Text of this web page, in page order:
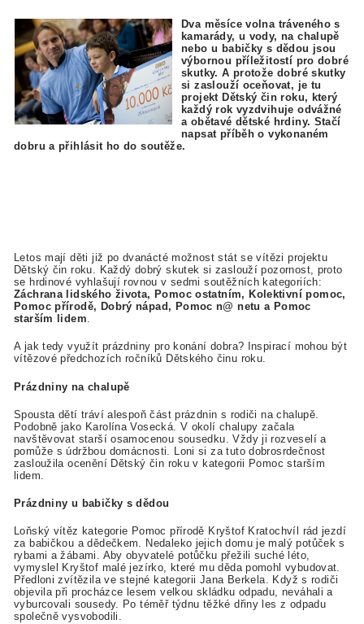
Dva měsíce volna tráveného s
kamarády, u vody, na chalupě
nebo u babičky s dědou jsou
výbornou příležitostí pro dobré
skutky. A protože dobré skutky
si zaslouží oceňovat, je tu
projekt Dětský čin roku, který
každý rok vyzdvihuje odvážné
a obětavé dětské hrdiny. Stačí
napsat příběh o vykonaném
dobru a přihlásit ho do soutěže.
Letos mají děti již po dvanácté možnost stát se vítězi projektu
Dětský čin roku. Každý dobrý skutek si zaslouží pozornost, proto
se hrdinové vyhlašují rovnou v sedmi soutěžních kategoriích:
Záchrana lidského života, Pomoc ostatním, Kolektivní pomoc,
Pomoc přírodě, Dobrý nápad, Pomoc n@ netu a Pomoc
starším lidem.
A jak tedy využít prázdniny pro konání dobra? Inspirací mohou být
vítězové předchozích ročníků Dětského činu roku.
Prázdniny na chalupě
Spousta dětí tráví alespoň část prázdnin s rodiči na chalupě.
Podobně jako Karolína Vosecká. V okolí chalupy začala
navštěvovat starší osamocenou sousedku. Vždy ji rozveselí a
pomůže s údržbou domácnosti. Loni si za tuto dobrosrdečnost
zasloužila ocenění Dětský čin roku v kategorii Pomoc starším
lidem.
Prázdniny u babičky s dědou
Loňský vítěz kategorie Pomoc přírodě Kryštof Kratochvíl rád jezdí
za babičkou a dědečkem. Nedaleko jejich domu je malý potůček s
rybami a žábami. Aby obyvatelé potůčku přežili suché léto,
vymyslel Kryštof malé jezírko, které mu děda pomohl vybudovat.
Předloni zvítězila ve stejné kategorii Jana Berkela. Když s rodiči
objevila při procházce lesem velkou skládku odpadu, neváhali a
vyburcovali sousedy. Po téměř týdnu těžké dřiny les z odpadu
společně vysvobodili.